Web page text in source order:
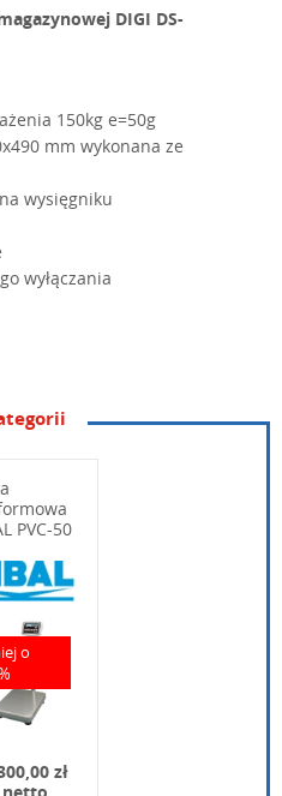
DIGI DS-
150kg e=50g
mm wykonana ze
wysięgniku
wyłączania
PVC-50
o
zł